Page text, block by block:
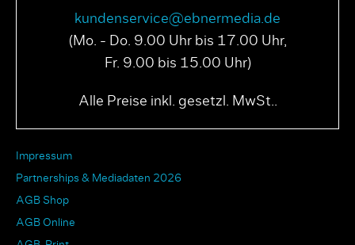
kundenservice@ebnermedia.de
(Mo. - Do. 9.00 Uhr bis 17.00 Uhr,
Fr. 9.00 bis 15.00 Uhr)
Alle Preise inkl. gesetzl. MwSt..
Impressum
Partnerships & Mediadaten 2026
AGB Shop
AGB Online